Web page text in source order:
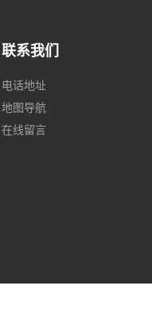
联系我们
电话地址
地图导航
在线留言